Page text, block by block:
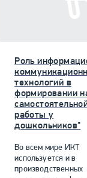
Роль
технологий в
формировании
работы у
дошкольников"
Во всем мире ИКТ
используется и в
производственных